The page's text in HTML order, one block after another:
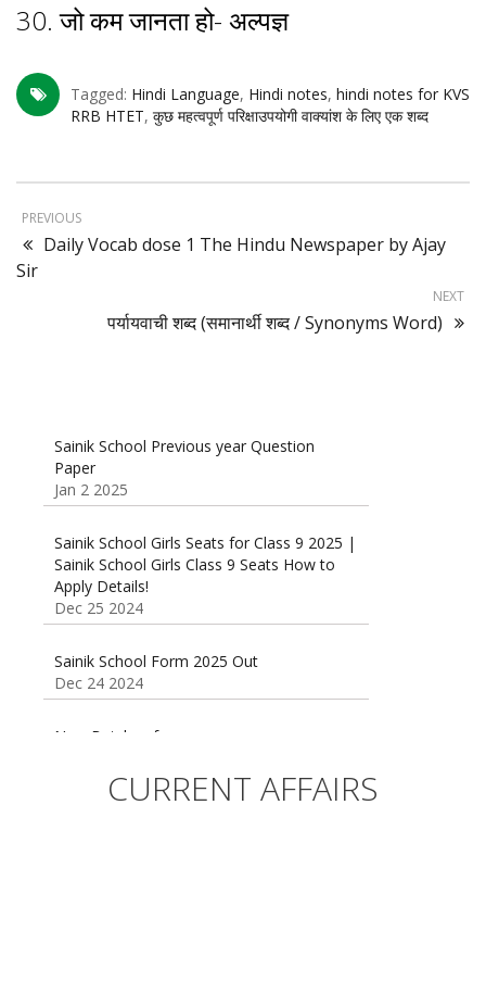
30. जो कम जानता हो- अल्पज्ञ
Tagged: Hindi Language, Hindi notes, hindi notes for KVS
RRB HTET, कुछ महत्वपूर्ण परिक्षाउपयोगी वाक्यांश के लिए एक शब्द
PREVIOUS
Daily Vocab dose 1 The Hindu Newspaper by Ajay
Sir
NEXT
पर्यायवाची शब्द (समानार्थी शब्द / Synonyms Word)
Paper
Jan 2 2025
Sainik School Girls Class 9 Seats How to
Apply Details!
Dec 25 2024
Dec 24 2024
Dec 24 2024CURRENT AFFAIRS